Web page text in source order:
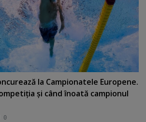
la Campionatele Europene.
şi când înoată campionul
0